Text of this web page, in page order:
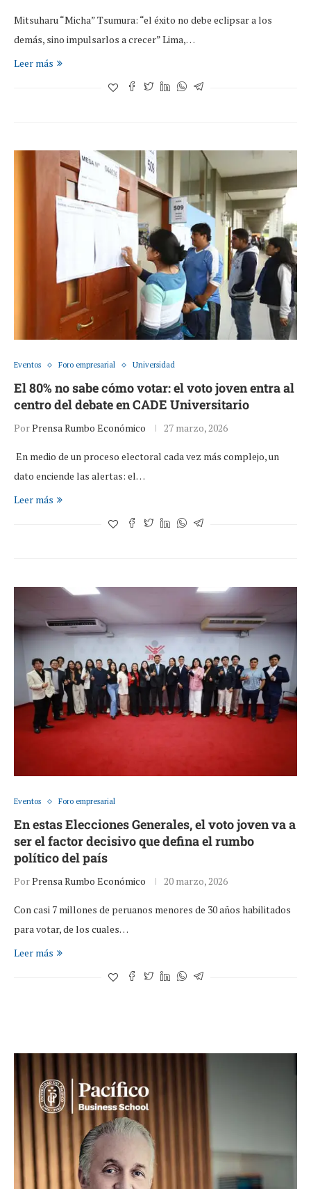
Mitsuharu “Micha” Tsumura: “el éxito no debe eclipsar a los
demás, sino impulsarlos a crecer” Lima,…
Leer más
Eventos Foro empresarial Universidad
El 80% no sabe cómo votar: el voto joven entra al
centro del debate en CADE Universitario
PorPrensa Rumbo Económico 27 marzo, 2026
En medio de un proceso electoral cada vez más complejo, un
dato enciende las alertas: el…
Leer más
Eventos Foro empresarial
En estas Elecciones Generales, el voto joven va a
ser el factor decisivo que defina el rumbo
político del país
PorPrensa Rumbo Económico 20 marzo, 2026
Con casi 7 millones de peruanos menores de 30 años habilitados
para votar, de los cuales…
Leer más